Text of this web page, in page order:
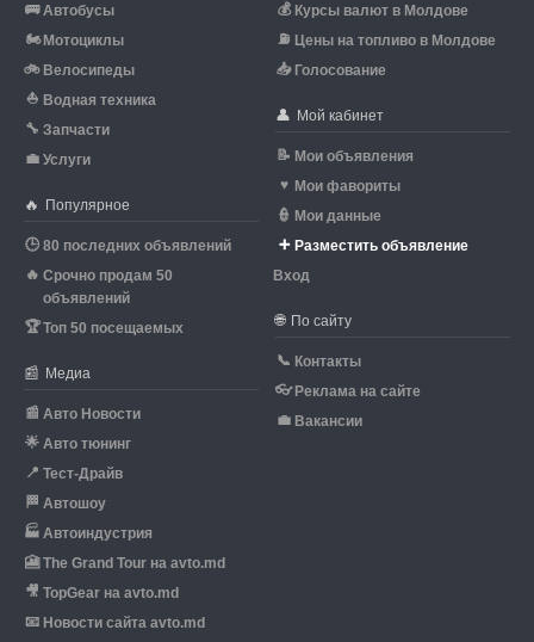
🚌 Автобусы
🏍 Мотоциклы
🚲 Велосипеды
⛵ Водная техника
🔧 Запчасти
💼 Услуги
🔥 Популярное
🕒 80 последних объявлений
🔥 Срочно продам 50
объявлений
🏆Топ 50 посещаемых
📰 Медиа
📰 Авто Новости
🌟 Авто тюнинг
📍 Тест-Драйв
🏁 Автошоу
🏭 Автоиндустрия
🎦 The Grand Tour на avto.md
🎥 TopGear на avto.md
📧 Новости сайта avto.md
💰 Курсы валют в Молдове
⛽ Цены на топливо в Молдове
📥 Голосование
👤 Мой кабинет
📝 Мои объявления
♥ Мои фавориты
👮 Мои данные
➕ Разместить объявление
Вход
🌐 По сайту
📞 Контакты
👓 Реклама на сайте
💼 Вакансии